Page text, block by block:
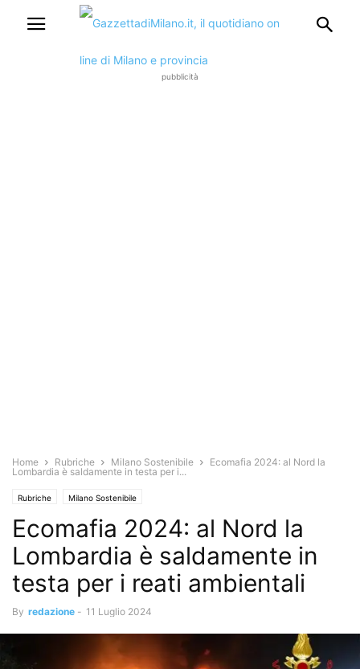
pubblicità
Home Rubriche Milano Sostenibile
Ecomafia 2024: al Nord la
Lombardia è saldamente in testa per i...
Rubriche Milano Sostenibile
Ecomafia 2024: al Nord la
Lombardia è saldamente in
testa per i reati ambientali
By redazione - 11 Luglio 2024